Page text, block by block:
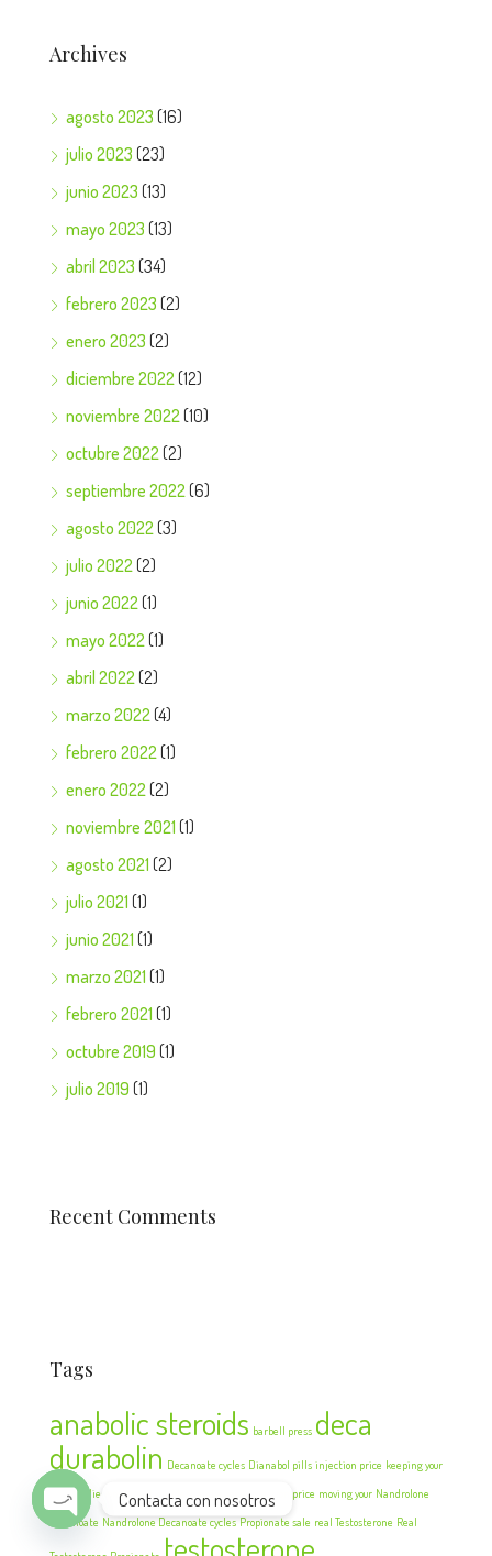
Archives
agosto 2023 (16)
julio 2023 (23)
junio 2023 (13)
mayo 2023 (13)
abril 2023 (34)
febrero 2023 (2)
enero 2023 (2)
diciembre 2022(12)
noviembre 2022(10)
octubre 2022(2)
septiembre 2022(6)
agosto 2022(3)
julio 2022(2)
junio 2022(1)
mayo 2022(1)
abril 2022(2)
marzo 2022(4)
febrero 2022(1)
enero 2022(2)
noviembre 2021 (1)
agosto 2021 (2)
julio 2021 (1)
junio 2021 (1)
marzo 2021 (1)
febrero 2021 (1)
octubre 2019 (1)
julio 2019 (1)
Recent Comments
Tags
anabolic steroids barbell press deca
durabolin Decanoate cycles Dianabol pills injection price keeping your
Methandienone injection
Methandienone injection price moving your Nandrolone
Decanoate Nandrolone Decanoate cycles Propionate sale real Testosterone Real
testosterone
Contacta con nosotros